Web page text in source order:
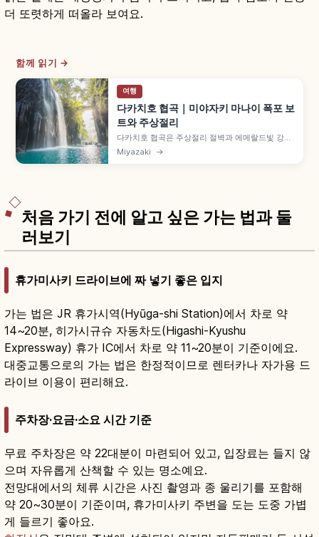
더 또렷하게 떠올라 보여요.
함께 읽기 →
여행
다카치호 협곡｜미야자키 마나이 폭포 보
트와 주상절리
다카치호 협곡은 주상절리 절벽과 에메랄드빛 강이
어우러진 규슈 대표 절경입니다. 마나이 폭포 아래
보트 체험, 산책로 관람 동선, 소요시간, 방문하기 좋
Miyazaki →
처음 가기 전에 알고 싶은 가는 법과 둘
러보기
휴가미사키 드라이브에 짜 넣기 좋은 입지
가는 법은 JR 휴가시역(Hyūga-shi Station)에서 차로 약
14~20분, 히가시규슈 자동차도(Higashi-Kyushu
Expressway) 휴가 IC에서 차로 약 11~20분이 기준이에요.
대중교통으로의 가는 법은 한정적이므로 렌터카나 자가용 드
라이브 이용이 편리해요.
주차장·요금·소요 시간 기준
무료 주차장은 약 22대분이 마련되어 있고, 입장료는 들지 않
으며 자유롭게 산책할 수 있는 명소예요.
전망대에서의 체류 시간은 사진 촬영과 종 울리기를 포함해
약 20~30분이 기준이며, 휴가미사키 주변을 도는 도중 가볍
게 들르기 좋아요.